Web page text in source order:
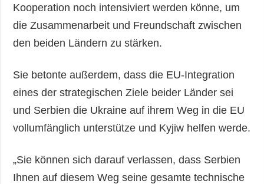
Kooperation noch intensiviert werden könne, um
die Zusammenarbeit und Freundschaft zwischen
den beiden Ländern zu stärken.
Sie betonte außerdem, dass die EU-Integration
eines der strategischen Ziele beider Länder sei
und Serbien die Ukraine auf ihrem Weg in die EU
vollumfänglich unterstütze und Kyjiw helfen werde.
„Sie können sich darauf verlassen, dass Serbien
Ihnen auf diesem Weg seine gesamte technische